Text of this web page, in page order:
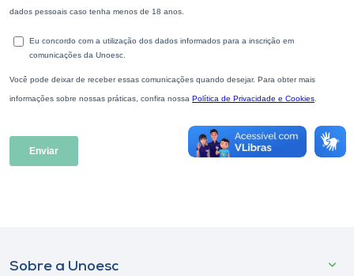
Museu
Unoesc
Store
Selecione
Sobre a Unoesc